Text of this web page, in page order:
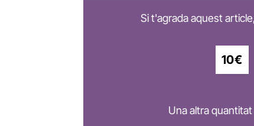
Si t'agrada aquest
10€
Una altra